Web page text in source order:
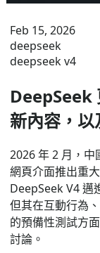
Feb 15, 2026
deepseek
deepseek v4
DeepSeek
新內容，
2026 年 2 月，中
網頁介面推出重
DeepSeek V4 邁
但其在互動行為
的預備性測試方
討論。